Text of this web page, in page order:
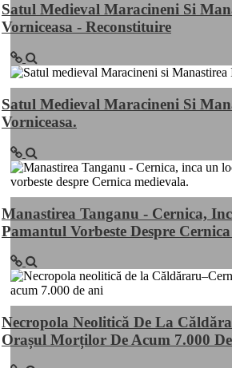
Satul Medieval Maracineni Si
Vorniceasa - Reconstituire
Satul Medieval Maracineni Si
Vorniceasa.
Manastirea Tanganu - Cernica,
Pamantul Vorbeste Despre
Necropola Neolitică De La
Orașul Morților De Acum 7.000